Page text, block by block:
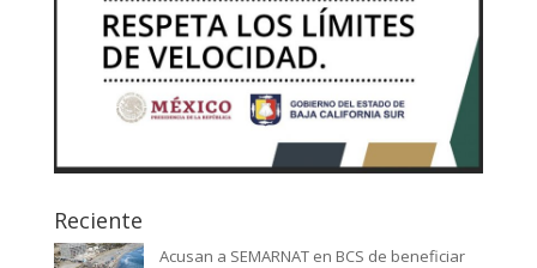
Reciente
Acusan a SEMARNAT en BCS de beneficiar